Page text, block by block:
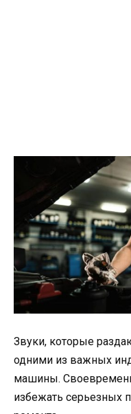
Звуки, которые
одними из важных
машины.
избежать серьезных